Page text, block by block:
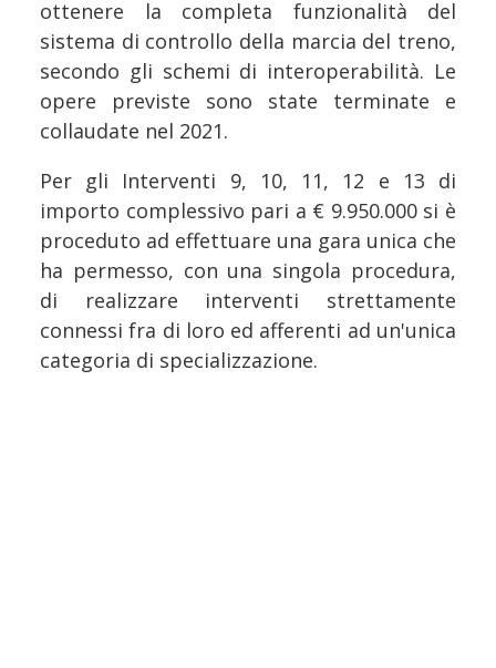
ottenere la completa funzionalità del
sistema di controllo della marcia del treno,
secondo gli schemi di interoperabilità. Le
opere previste sono state terminate e
collaudate nel 2021.
Per gli Interventi 9, 10, 11, 12 e 13 di
importo complessivo pari a € 9.950.000 si è
proceduto ad effettuare una gara unica che
ha permesso, con una singola procedura,
di realizzare interventi strettamente
connessi fra di loro ed afferenti ad un'unica
categoria di specializzazione.